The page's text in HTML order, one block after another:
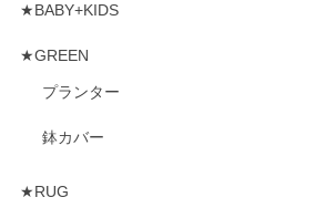
★BABY+KIDS
★GREEN
プランター
鉢カバー
★RUG